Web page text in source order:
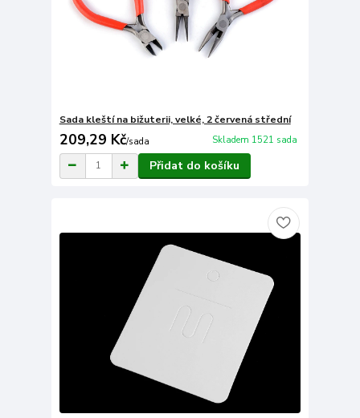
Sada kleští na bižuterii, velké, 2 červená střední
209,29 Kč/sada Skladem 1521 sada
Přidat do košíku